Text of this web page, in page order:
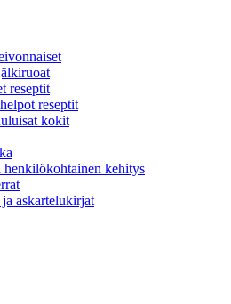
reseptit
reseptit
kokit
henkilökohtainen kehitys
askartelukirjat